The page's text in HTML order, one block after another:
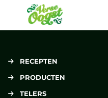
Verse Oogst
RECEPTEN
PRODUCTEN
TELERS